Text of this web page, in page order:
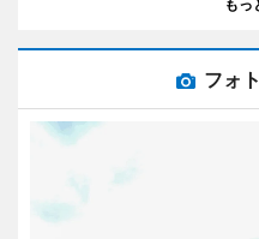
もっ
フォ